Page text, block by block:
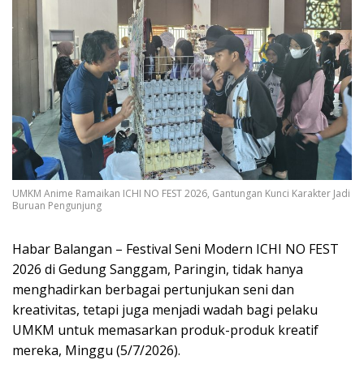
UMKM Anime Ramaikan ICHI NO FEST 2026, Gantungan Kunci Karakter Jadi
Buruan Pengunjung
Habar Balangan – Festival Seni Modern ICHI NO FEST
2026 di Gedung Sanggam, Paringin, tidak hanya
menghadirkan berbagai pertunjukan seni dan
kreativitas, tetapi juga menjadi wadah bagi pelaku
UMKM untuk memasarkan produk-produk kreatif
mereka, Minggu (5/7/2026).